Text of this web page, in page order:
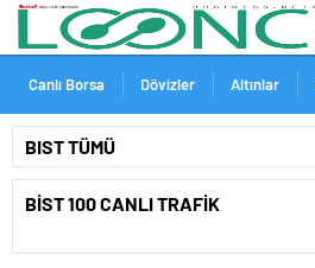
Canlı Borsa Dövizler Altınlar
BİST 100 CANLI TRAFİK